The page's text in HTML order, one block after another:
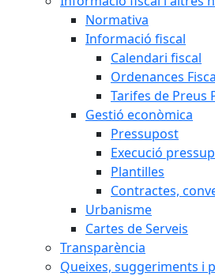
Normativa
Informació fiscal
Calendari fiscal
Ordenances
Tarifes de Preus
Gestió econòmica
Pressupost
Execució
Plantilles
Contractes,
Urbanisme
Cartes de Serveis
Transparència
Queixes, suggeriments i